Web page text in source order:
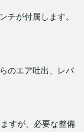
チが付属します。
のエア吐出、レバ
すが、必要な整備